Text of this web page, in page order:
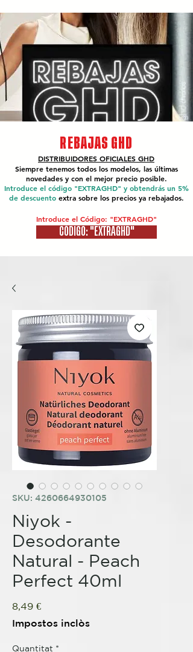
REBAJAS GHD
DISTRIBUIDORES OFICIALES GHD
Siempre tenemos todos los modelos, las últimas
novedades y con el mejor precio posible.
Introduce el código "EXTRAGHD" y obtendrás un 5%
de descuento extra sobre los precios ya rebajados.
Introduce el Código: "EXTRAGHD"
CÓDIGO: "EXTRAGHD"
SKU: 4260664930105
Niyok -
Desodorante
Natural - Peach
Perfect 40ml
8,49 €Price
Impostos inclòs
Quantitat *